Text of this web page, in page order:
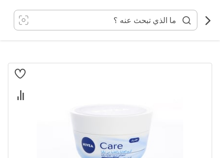
المحتوى
انتقل